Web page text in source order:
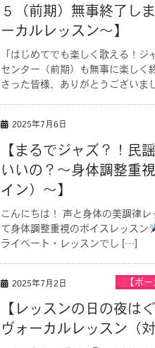
５（前期）無事終了し
ーカルレッスン〜】
「はじめてでも楽しく歌える！
センター（前期）も無事に楽し
さった皆様、ありがとうございま
2025年7月6日
【まるでジャズ？！民
いいの？〜身体調整重
イン）〜】
こんにちは！ 声と身体の美調律
て身体調整重視のボイスレッスン
ライベート・レッスンでし […]
2025年7月2日 【ボ
【レッスンの日の夜は
ヴォーカルレッスン（